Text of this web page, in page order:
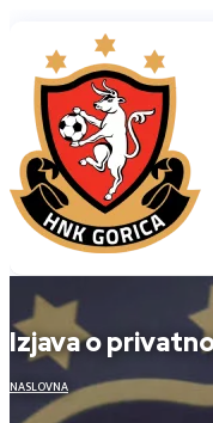
Izjava o
NASLOVNA